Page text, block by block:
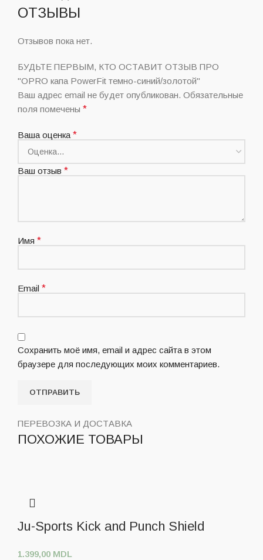
ОТЗЫВЫ
Отзывов пока нет.
БУДЬТЕ ПЕРВЫМ, КТО ОСТАВИТ ОТЗЫВ ПРО
"OPRO капа PowerFit темно-синий/золотой"
Ваш адрес email не будет опубликован. Обязательные
поля помечены *
Ваша оценка *
Ваш отзыв *
Имя *
Email *
Сохранить моё имя, email и адрес сайта в этом
браузере для последующих моих комментариев.
ПЕРЕВОЗКА И ДОСТАВКА
ПОХОЖИЕ ТОВАРЫ
Ju-Sports Kick and Punch Shield
1.399,00 MDL